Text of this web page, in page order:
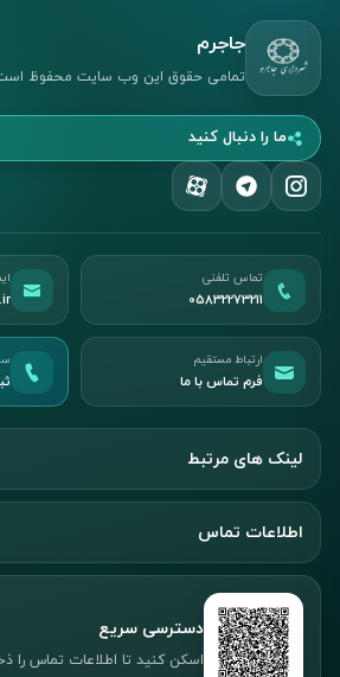
جاجرم
تمامی حقوق این وب سایت محفوظ
ما را دنبال کنید
تماس تلفنی
05832273211
ارتباط مستقیم
فرم تماس با ما
لینک های مرتبط
اطلاعات تماس
دسترسی سریع
اسکن کنید تا اطلاعات تماس را